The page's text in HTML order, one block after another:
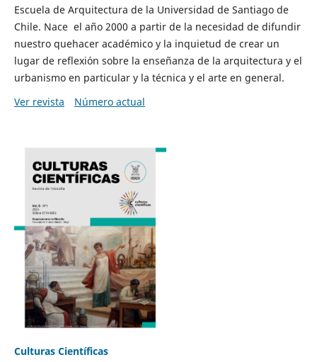
Escuela de Arquitectura de la Universidad de Santiago de
Chile. Nace el año 2000 a partir de la necesidad de difundir
nuestro quehacer académico y la inquietud de crear un
lugar de reflexión sobre la enseñanza de la arquitectura y el
urbanismo en particular y la técnica y el arte en general.
Ver revista
Número actual
Culturas Científicas